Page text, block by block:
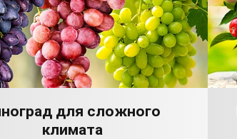
для сложного
климата